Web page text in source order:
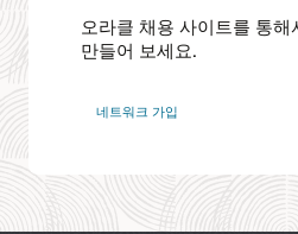
오라클 채용 사이트를 통해
만들어 보세요.
네트워크
네트워크 가입